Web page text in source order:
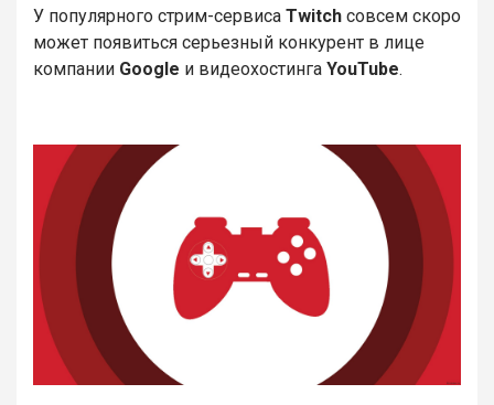
У популярного стрим-сервиса Twitch совсем скоро
может появиться серьезный конкурент в лице
компании Google и видеохостинга YouTube.